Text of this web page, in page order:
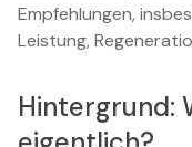
Empfehlungen,
Leistung,
Hintergrund: